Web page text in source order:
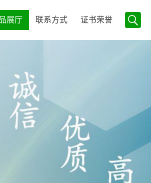
展厅 联系方式 证书荣誉